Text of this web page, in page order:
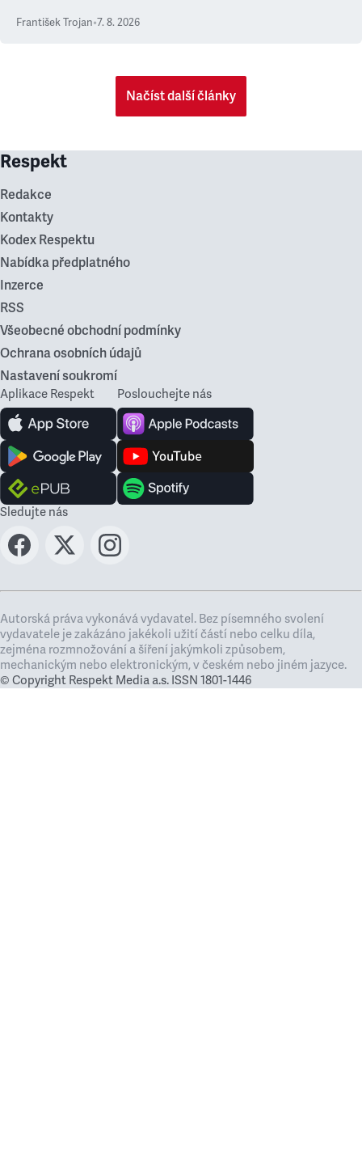
František Trojan•7. 8. 2026
Načíst další články
Respekt
Redakce
Kontakty
Kodex Respektu
Nabídka předplatného
Inzerce
RSS
Všeobecné obchodní podmínky
Ochrana osobních údajů
Nastavení soukromí
Aplikace Respekt Poslouchejte nás
Sledujte nás
Autorská práva vykonává vydavatel. Bez písemného svolení
vydavatele je zakázáno jakékoli užití částí nebo celku díla,
zejména rozmnožování a šíření jakýmkoli způsobem,
mechanickým nebo elektronickým, v českém nebo jiném jazyce.
© Copyright Respekt Media a.s. ISSN 1801-1446